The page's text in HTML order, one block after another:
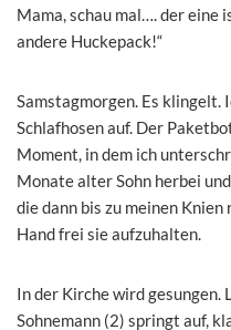
Mama, schau mal…. der eine
andere Huckepack!“
Samstagmorgen. Es klingelt.
Schlafhosen auf. Der
Moment, in dem ich
Monate alter Sohn herbei
die dann bis zu meinen
Hand frei sie aufzuhalten.
In der Kirche wird gesungen.
Sohnemann (2) springt auf,